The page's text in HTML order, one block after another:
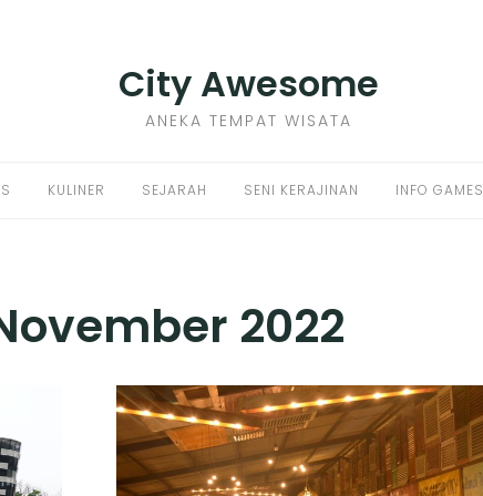
City Awesome
ANEKA TEMPAT WISATA
KULINER SEJARAH SENI KERAJINAN INFO GAMES
2022